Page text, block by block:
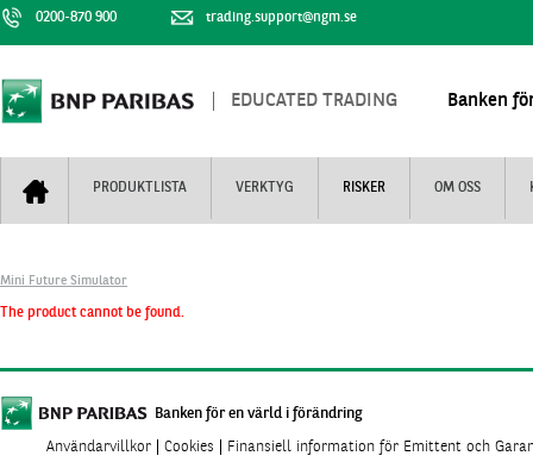
0200-870 900 trading.support@ngm.se
EDUCATED TRADING Banken
PRODUKTLISTA VERKTYG RISKER OM OSS
Mini Futures
Unlimited Turbos
Nya produkter
Stoppade & förfallna produkter
Nyhestbrev+
Realtidskurser
Knock-plocken
Kunskapscentra+
Finansiell information
Mini Future Simulator
The product cannot be found.
Banken för en värld i förändring
Användarvillkor Cookies Finansiell information för Emittent och